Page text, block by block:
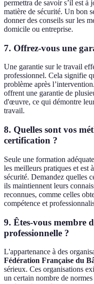
permettra de savoir s’il est à
matière de sécurité. Un bon
donner des conseils sur les
domicile ou entreprise.
7. Offrez-vous une
Une garantie sur le travail
professionnel. Cela signifie
problème après
offrent une garantie de
d'œuvre, ce qui démontre
travail.
8. Quelles sont vos
certification ?
Seule une formation
les meilleurs pratiques et est
sécurité. Demandez quelles
ils maintiennent leurs
reconnues, comme celles
compétence et
9. Êtes-vous membre
professionnelle ?
L'appartenance à des
Fédération Française du
sérieux. Ces organisations
un certain nombre de